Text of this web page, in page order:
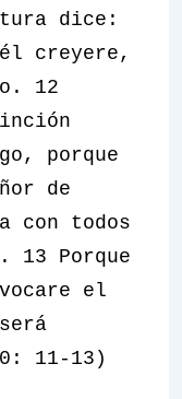
dice:
creyere,
12
porque
de
con todos
13 Porque
el
11-13)